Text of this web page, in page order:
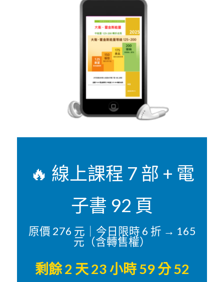
🔥 線上課程 7 部 + 電
子書 92 頁
原價 276 元｜今日限時 6 折 → 165
元（含轉售權）
剩餘 2 天 23 小時 59 分 52